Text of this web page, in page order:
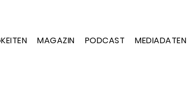
MAGAZIN PODCAST MEDIADATEN